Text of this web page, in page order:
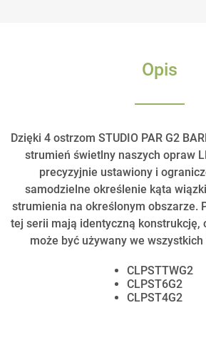
Opis
Dzięki 4 ostrzom STUDIO PAR G2
strumień świetlny naszych opraw
precyzyjnie ustawiony i
samodzielne określenie kąta
strumienia na określonym obszarze.
tej serii mają identyczną konstrukcję,
może być używany we
CLPSTTWG2
CLPST6G2
CLPST4G2